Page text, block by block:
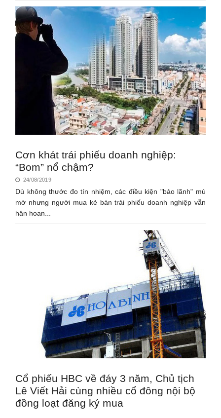
Cơn khát trái phiếu doanh nghiệp:
“Bom” nổ chậm?
24/08/2019
Dù không thước đo tín nhiệm, các điều kiện "bảo lãnh" mù
mờ nhưng người mua kẻ bán trái phiếu doanh nghiệp vẫn
hân hoan...
Cổ phiếu HBC về đáy 3 năm, Chủ tịch
Lê Viết Hải cùng nhiều cổ đông nội bộ
đồng loạt đăng ký mua